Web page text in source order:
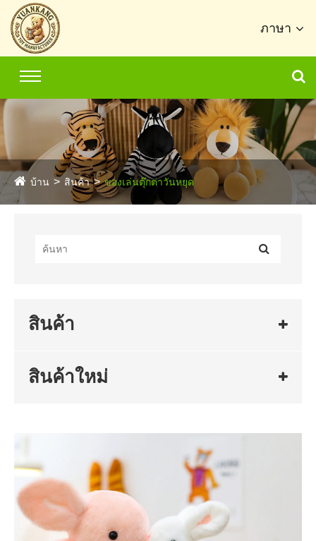
ภาษา
บ้าน สินค้า ของเล่นตุ๊กตาวันหยุด
สินค้า
สินค้าใหม่